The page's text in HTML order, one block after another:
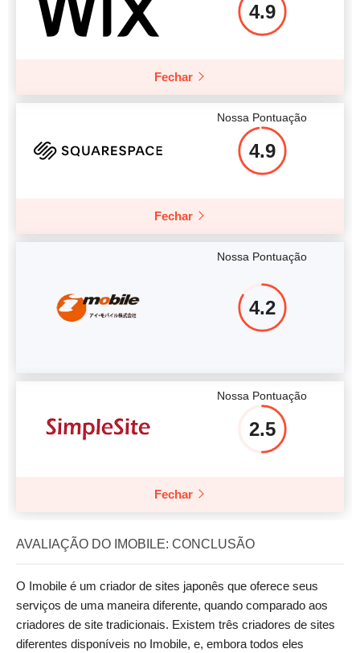
4.9
Fechar
Nossa Pontuação
4.9
Fechar
Nossa Pontuação
4.2
Nossa Pontuação
2.5
Fechar
AVALIAÇÃO DO IMOBILE: CONCLUSÃO
O Imobile é um criador de sites japonês que oferece seus
serviços de uma maneira diferente, quando comparado aos
criadores de site tradicionais. Existem três criadores de sites
diferentes disponíveis no Imobile, e, embora todos eles